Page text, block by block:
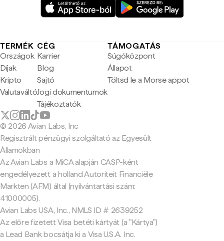
TERMÉK
Országok
Díjak
Kripto
Valutaváltó
CÉG
Karrier
Blog
Sajtó
Jogi dokumentumok
Tájékoztatók
TÁMOGATÁS
Súgóközpont
Állapot
Töltsd le a Morse appot
© 2026 Avian Labs, Inc
Regisztrált pénzügyi szolgáltató az Egyesült
Államokban
Az Avian Labs a MiCA alapján CASP-ként
engedélyezett a holland Autoriteit Financiële
Markten (AFM) által (nyilvántartási szám:
41000005).
Avian Labs USA, Inc., NMLS ID # 2639252
Az előre fizetett Visa betéti kártyát (a "Kártya")
a Lead Bank bocsátja ki a Visa U.S.A. Inc.